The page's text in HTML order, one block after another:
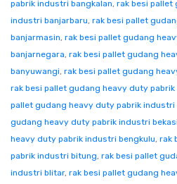
pabrik industri bangkalan, rak besi pallet
industri banjarbaru, rak besi pallet
banjarmasin, rak besi pallet gudang
banjarnegara, rak besi pallet gudang
banyuwangi, rak besi pallet gudang
rak besi pallet gudang heavy duty
pallet gudang heavy duty pabrik industri
gudang heavy duty pabrik industri bekasi
heavy duty pabrik industri bengkulu, rak
pabrik industri bitung, rak besi pallet
industri blitar, rak besi pallet gudang